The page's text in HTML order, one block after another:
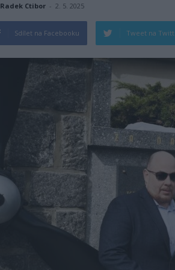
Radek Ctibor - 2. 5. 2025
Sdílet na Facebooku Tweet na